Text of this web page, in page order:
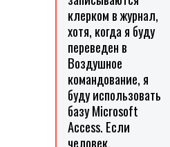
клерком в журнал,
хотя, когда я буду
переведен в
Воздушное
командование, я
буду использовать
базу Microsoft
Access. Если
человек,